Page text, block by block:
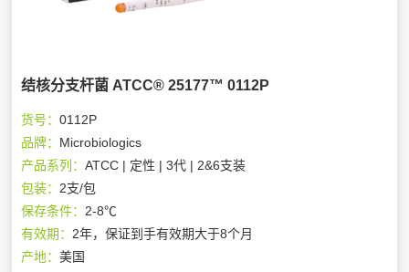
结核分支杆菌 ATCC® 25177™ 0112P
货号：0112P
品牌： Microbiologics
产品系列：ATCC | 定性 | 3代 | 2&6支装
包装： 2支/包
保存条件： 2-8℃
有效期： 2年，保证到手有效期大于8个月
产地：美国